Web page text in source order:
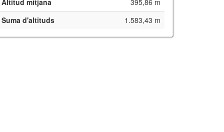
Altitud mitjana
395,86 m
Suma d'altituds
1.583,43 m